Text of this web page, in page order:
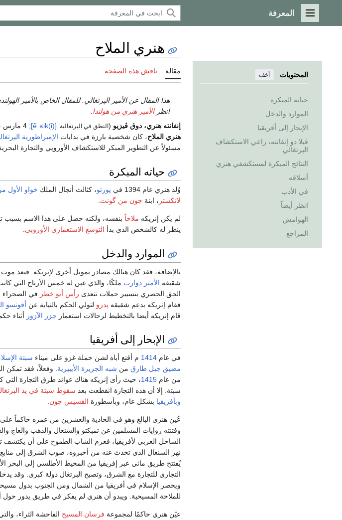
القائمة الرئيسية
المعرفة
المحتويات أخف
حياته المبكرة
الموارد والدخل
الإبحار إلى أفريقيا
ڤيلا دو إنفانته، راعي الاستكشاف
الپرتغالي
النتائج المبكرة لمستكشفي هنري
أسلافه
في الأدب
انظر أيضاً
الهوامش
المراجع
هنري الملاح
مقالة ناقش هذه الصفحة
هذا المقال عن الأمير الپرتغالي. للمقال الخاص بالأمير
انظرالأمير هنري من هولندا
إنفانته هنري، دوق ڤيزيو (النطق في البرتغالية: [ẽˈʁik(ɨ)]
; 4 مارس 1394 – 13 نوفمبر 1460)، ويعرف باسم
هنري الملاح، كان شخصية بارزة في بدايات الإمبراطورية
مسئولاً عن التطوير المبكر للاستكشاف الأوروپي والتجارة
حياته المبكرة
وُلد هنري عام 1394 في پورتو، كثالث أنجال الملك خواو الأول
لانكستر ، ابنة جون من گونت.
لم يكن إنريكه ملاحاً بنفسه، ولكنه حصل على هذا الاسم بسبب
ينظر له كالشخص الذي بدأ التوسع الاستعماري الأوروبي.
الموارد والدخل
شقيقه الأمير دوارت ملكًا، والذي عين له خمس الأرباح التي
الحق الحصري بتسيير حملات تتعدى رأس أبو خطر في الصحراء
فقام إنريكه بدعم شقيقه پدرو لتولي الحكم بالنيابة عن أفونسو
قام إنريكه أيضا بالتخطيط لرحالات استعمار جزر الآزور أثناء
الإبحار إلى أفريقيا
في عام 1414 م أقنع أباه لشن حملة غزو على ميناء سبتة
مضيق جبل طارق من شبه الجزيرة الأيبيرية . وفعلاً، فقد تمكن
من عام 1415، حيث رأى إنريكه هناك عوائد طرق التجارة التي
سبتة. إلا أن هذه التجارة انقطعت بعد سقوط سبتة في يد
وبأفريقيا بشكل عام، وبأسطورة القسيس جون
عُين هنري البالغ وهو في الحادية والعشرين من عمره حاكماً
وفتنته روايات المسلمين عن تمبكتو والسنغال والذهب والعاج
الساحل الغربي لأفريقيا، فعزم الشاب الطموح على أن يكتشف
نهر السنغال الذي تحدث عنه من أخبروه، صوب الشرق إلى منابع
يُفتتح طريق مائي عبر إفريقيا من المحيط الأطلسي إلى البحر
التجاري للتجارة مع الشرق، وتصبح البرتغال دولة كبرى. وقد
ويحصر الإسلام في أفريقيا من الشمال ومن الجنوب بدول
للملاحة المسيحية. ويبدو أن هنري لم يفكر في طريق يدور حول
عيّن هنري حاكمًا لمجموعة فرسان المسيح الفاحشة الثراء،